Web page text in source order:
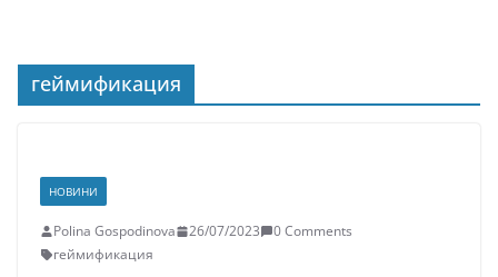
геймификация
НОВИНИ
Polina Gospodinova 26/07/2023
0 Comments
геймификация